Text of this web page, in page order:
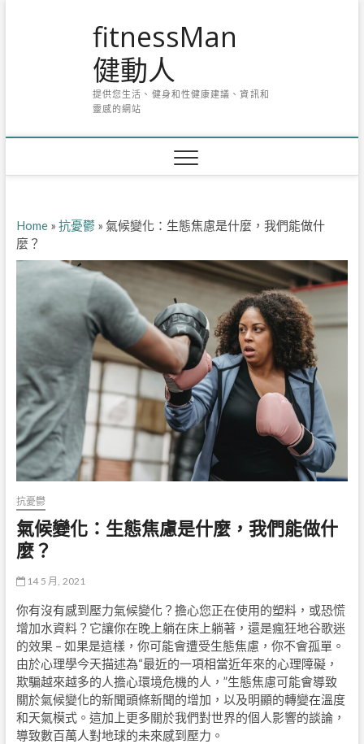
fitnessMan
健動人
提供您生活、健身和性健康建議、資訊和
靈感的網站
Home» 抗憂鬱» 氣候變化：生態焦慮是什麼，我們能做什
麼？
抗憂鬱
氣候變化：生態焦慮是什麼，我們能做什
麼？
14 5 月, 2021
你有沒有感到壓力氣候變化？擔心您正在使用的塑料，或恐慌
增加水資料？它讓你在晚上躺在床上躺著，還是瘋狂地谷歌迷
的效果 – 如果是這樣，你可能會遭受生態焦慮，你不會孤單。
由於心理學今天描述為“最近的一項相當近年來的心理障礙，
欺騙越來越多的人擔心環境危機的人，”生態焦慮可能會導致
關於氣候變化的新聞頭條新聞的增加，以及明顯的轉變在溫度
和天氣模式。這加上更多關於我們對世界的個人影響的談論，
導致數百萬人對地球的未來感到壓力。